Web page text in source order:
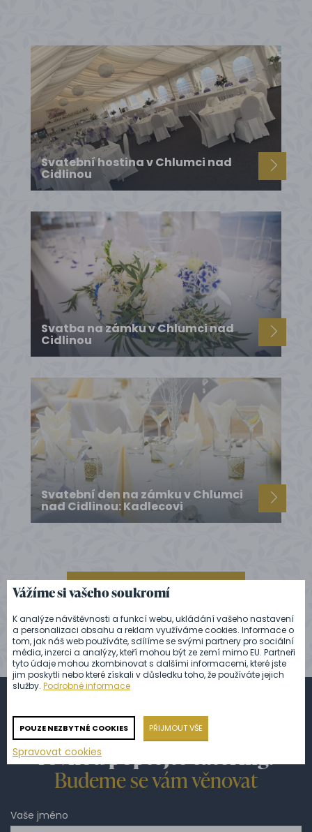
Svatební hostina v Chlumci nad
Cidlinou
Svatba na zámku v Chlumci nad
Cidlinou
Svatební den na zámku v Chlumci
nad Cidlinou: Kadlecovi
ZOBRAZIT VŠECHNY REFERENCE
Zeptejte se na cokoliv nebo
rovnou poptejte catering.
Budeme se vám věnovat
Vaše jméno
Vážíme si vašeho soukromí
K analýze návštěvnosti a funkcí webu, ukládání vašeho nastavení
a personalizaci obsahu a reklam využíváme cookies. Informace o
tom, jak náš web používáte, sdílíme se svými partnery pro sociální
média, inzerci a analýzy, kteří mohou být ze zemí mimo EU. Partneři
tyto údaje mohou zkombinovat s dalšími informacemi, které jste
jim poskytli nebo které získali v důsledku toho, že používáte jejich
služby.Podrobné informace
POUZE NEZBYTNÉ COOKIES PŘIJMOUT VŠE
Spravovat cookies